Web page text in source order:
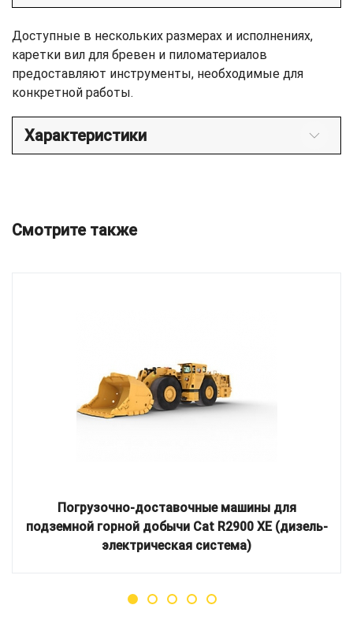
Доступные в нескольких размерах и исполнениях,
каретки вил для бревен и пиломатериалов
предоставляют инструменты, необходимые для
конкретной работы.
Характеристики
Смотрите также
Погрузочно-доставочные машины для
подземной горной добычи Cat R2900 XE (дизель-
электрическая система)